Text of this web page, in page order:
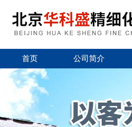
首页 公司简介